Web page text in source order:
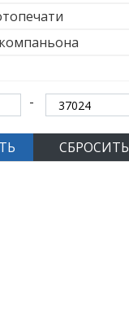
СБРОСИТЬ